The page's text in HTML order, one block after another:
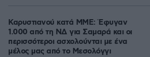
Καρυστιανού κατά ΜΜΕ: Έφυγαν
1.000 από τη ΝΔ για Σαμαρά και οι
περισσότεροι ασχολούνται με ένα
μέλος μας από το Μεσολόγγι